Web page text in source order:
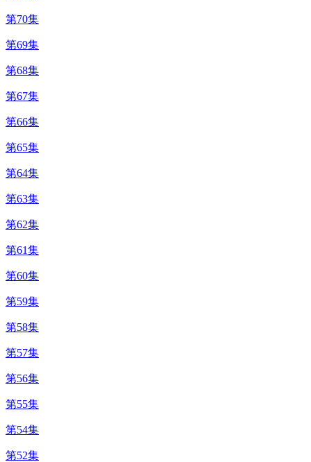
第70集
第69集
第68集
第67集
第66集
第65集
第64集
第63集
第62集
第61集
第60集
第59集
第58集
第57集
第56集
第55集
第54集
第52集